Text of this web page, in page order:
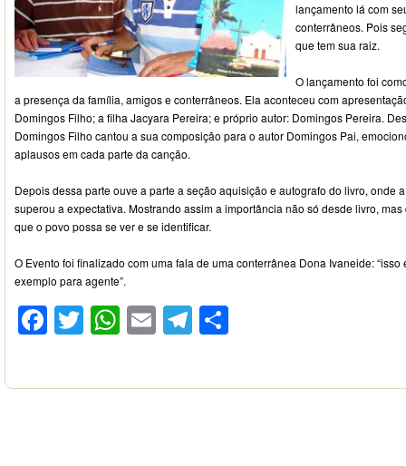
lançamento lá com
conterrâneos. Pois
que tem sua raiz.
O lançamento foi
a presença da família, amigos e conterrâneos. Ela aconteceu com
Domingos Filho; a filha Jacyara Pereira; e próprio autor: Domingos Pereira.
Domingos Filho cantou a sua composição para o autor Domingos Pai,
aplausos em cada parte da canção.
Depois dessa parte ouve a parte a seção aquisição e autografo do livro, onde
superou a expectativa. Mostrando assim a importância não só desde livro,
que o povo possa se ver e se identificar.
O Evento foi finalizado com uma fala de uma conterrânea Dona Ivaneide: “isso
exemplo para agente”.
Facebook
Twitter
WhatsApp
EmailTelegram